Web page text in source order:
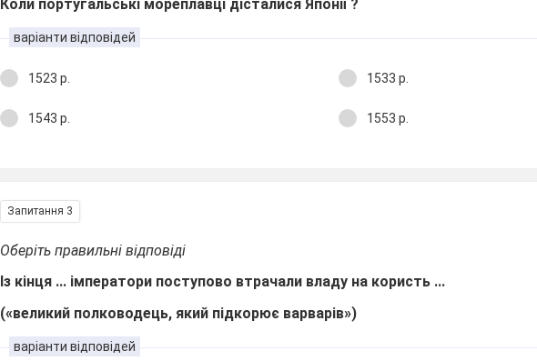
Коли португальські мореплавці дісталися Японії ?
варіанти відповідей
1523 р. 1533 р.
1543 р. 1553 р.
Запитання 3
Оберіть правильні відповіді
Із кінця ... імператори поступово втрачали владу на користь ...
(«великий полководець, який підкорює варварів»)
варіанти відповідей